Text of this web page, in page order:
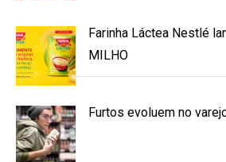
Farinha Láctea Nestlé
MILHO
Furtos evoluem no